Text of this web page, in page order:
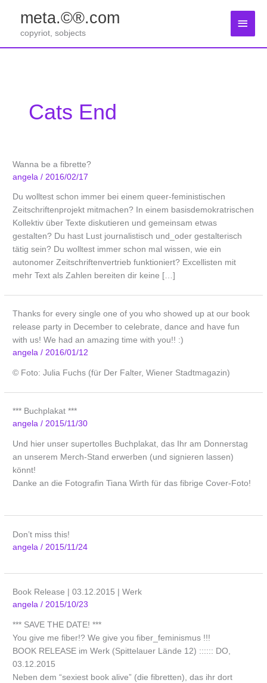
springen
meta.©®.com
copyriot, sobjects
Cats End
Wanna be a fibrette?
angela/ 2016/02/17
Du wolltest schon immer bei einem queer-feministischen
Zeitschriftenprojekt mitmachen? In einem basisdemokratrischen
Kollektiv über Texte diskutieren und gemeinsam etwas
gestalten? Du hast Lust journalistisch und_oder gestalterisch
tätig sein? Du wolltest immer schon mal wissen, wie ein
autonomer Zeitschriftenvertrieb funktioniert? Excellisten mit
mehr Text als Zahlen bereiten dir keine […]
Thanks for every single one of you who showed up at our book
release party in December to celebrate, dance and have fun
with us! We had an amazing time with you!! :)
angela/2016/01/12
© Foto: Julia Fuchs (für Der Falter, Wiener Stadtmagazin)
*** Buchplakat ***
angela/2015/11/30
Und hier unser supertolles Buchplakat, das Ihr am Donnerstag
an unserem Merch-Stand erwerben (und signieren lassen)
könnt!
Danke an die Fotografin Tiana Wirth für das fibrige Cover-Foto!
Don’t miss this!
angela/ 2015/11/24
Book Release | 03.12.2015 | Werk
angela/2015/10/23
*** SAVE THE DATE! ***
You give me fiber!? We give you fiber_feminismus !!!
BOOK RELEASE im Werk (Spittelauer Lände 12) :::::: DO,
03.12.2015
Neben dem “sexiest book alive” (die fibretten), das ihr dort